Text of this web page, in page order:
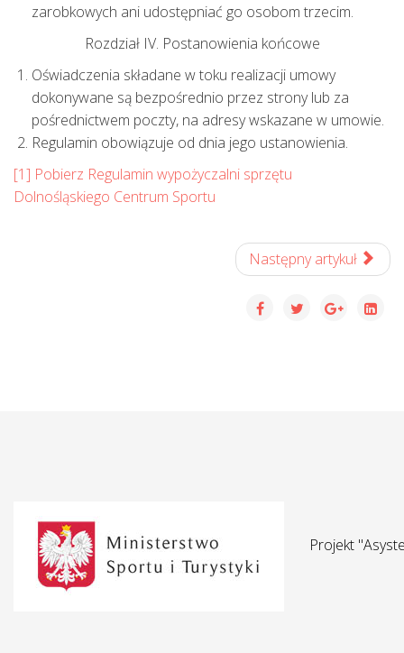
zarobkowych ani udostępniać go osobom trzecim.
Rozdział IV. Postanowienia końcowe
Oświadczenia składane w toku realizacji umowy
dokonywane są bezpośrednio przez strony lub za
pośrednictwem poczty, na adresy wskazane w umowie.
Regulamin obowiązuje od dnia jego ustanowienia.
[1] Pobierz Regulamin wypożyczalni sprzętu
Dolnośląskiego Centrum Sportu
Następny artykuł
Projekt